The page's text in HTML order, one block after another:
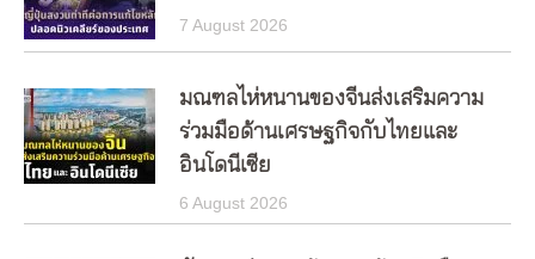
7 August 2026
มณฑลไห่หนานของจีนส่งเสริมความ
ร่วมมือด้านเศรษฐกิจกับไทยและ
อินโดนีเซีย
6 August 2026